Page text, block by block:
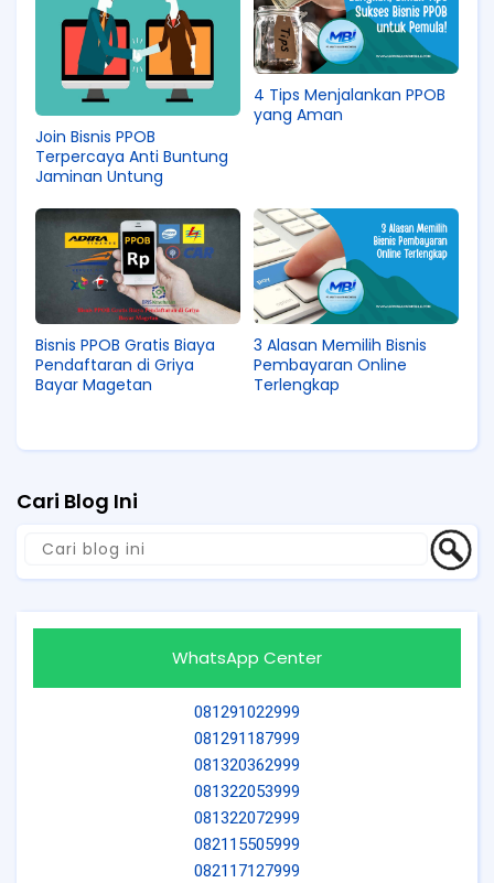
Join Bisnis PPOB
Terpercaya Anti Buntung
Jaminan Untung
4 Tips Menjalankan PPOB
yang Aman
Bisnis PPOB Gratis Biaya
Pendaftaran di Griya
Bayar Magetan
3 Alasan Memilih Bisnis
Pembayaran Online
Terlengkap
Cari Blog Ini
WhatsApp Center
081291022999
081291187999
081320362999
081322053999
081322072999
082115505999
082117127999